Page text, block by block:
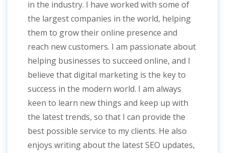
in the industry. I have worked with some of
the largest companies in the world, helping
them to grow their online presence and
reach new customers. I am passionate about
helping businesses to succeed online, and I
believe that digital marketing is the key to
success in the modern world. I am always
keen to learn new things and keep up with
the latest trends, so that I can provide the
best possible service to my clients. He also
enjoys writing about the latest SEO updates,